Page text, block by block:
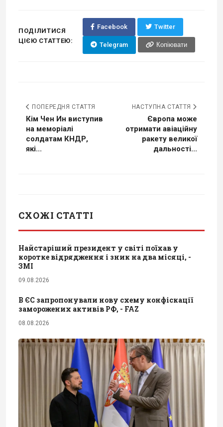
ПОДІЛИТИСЯ
ЦІЄЮ СТАТТЕЮ:
Facebook Twitter
Telegram Копіювати
ПОПЕРЕДНЯ СТАТТЯ
Кім Чен Ин виступив
на меморіалі
солдатам КНДР,
які...
НАСТУПНА СТАТТЯ
Європа може
отримати авіаційну
ракету великої
дальності...
СХОЖІ СТАТТІ
Найстаріший президент у світі поїхав у
коротке відрядження і зник на два місяці, -
ЗМІ
09.08.2026
В ЄС запропонували нову схему конфіскації
заморожених активів РФ, - FAZ
08.08.2026